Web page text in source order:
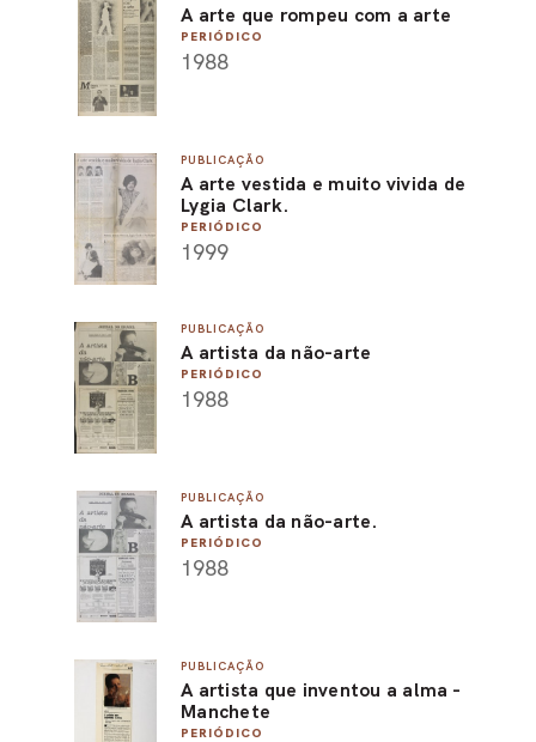
A arte que rompeu com a arte
PERIÓDICO
1988
PUBLICAÇÃO
A arte vestida e muito vivida de
Lygia Clark.
PERIÓDICO
1999
PUBLICAÇÃO
A artista da não-arte
PERIÓDICO
1988
PUBLICAÇÃO
A artista da não-arte.
PERIÓDICO
1988
PUBLICAÇÃO
A artista que inventou a alma -
Manchete
PERIÓDICO